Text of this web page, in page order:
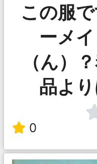
この服
ーメイ
（ん）
品より
0